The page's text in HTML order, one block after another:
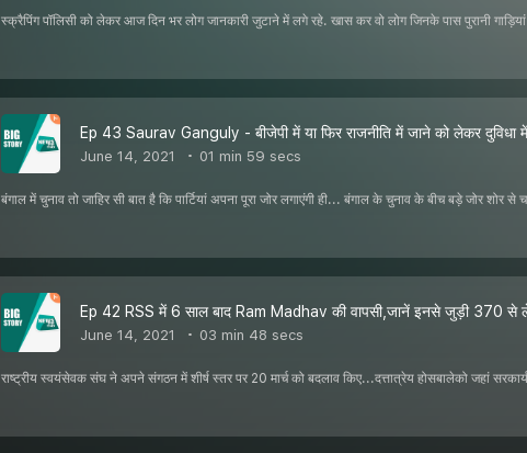
स्क्रैपिंग पॉलिसी को लेकर आज दिन भर लोग जानकारी जुटाने में लगे रहे. खास कर वो लोग जिनके पास पुरानी
Ep 43 Saurav Ganguly - बीजेपी में या फिर राजनीति में जाने को लेकर दुविधा में
June 14, 2021 01 min 59 secs
बंगाल में चुनाव तो जाहिर सी बात है कि पार्टियां अपना पूरा जोर लगाएंगी ही... बंगाल के चुनाव के बीच बड़े जोर शोर से
Ep 42 RSS में 6 साल बाद Ram Madhav की वापसी,जानें इनसे जुड़ी 370 से
June 14, 2021 03 min 48 secs
राष्ट्रीय स्वयंसेवक संघ ने अपने संगठन में शीर्ष स्तर पर 20 मार्च को बदलाव किए...दत्तात्रेय होसबालेको जहां